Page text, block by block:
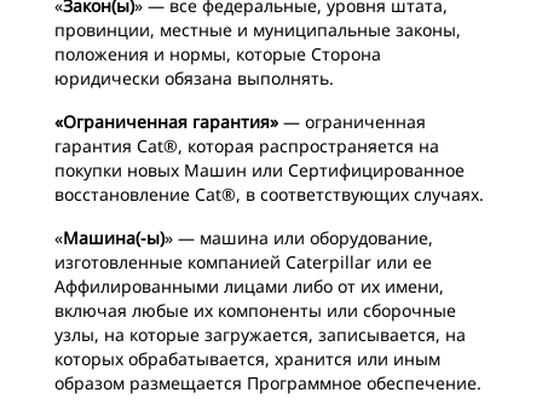
«Закон(ы)» — все федеральные, уровня штата,
провинции, местные и муниципальные законы,
положения и нормы, которые Сторона
юридически обязана выполнять.
«Ограниченная гарантия» — ограниченная
гарантия Cat®, которая распространяется на
покупки новых Машин или Сертифицированное
восстановление Cat®, в соответствующих случаях.
«Машина(-ы)» — машина или оборудование,
изготовленные компанией Caterpillar или ее
Аффилированными лицами либо от их имени,
включая любые их компоненты или сборочные
узлы, на которые загружается, записывается, на
которых обрабатывается, хранится или иным
образом размещается Программное обеспечение.